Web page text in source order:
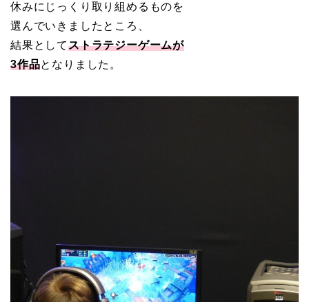
休みにじっくり取り組めるものを
選んでいきましたところ、
結果としてストラテジーゲームが
3作品となりました。